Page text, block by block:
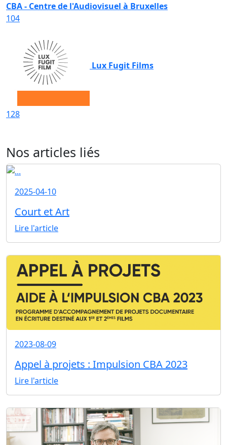
CBA - Centre de l'Audiovisuel à Bruxelles
104
Lux Fugit Films
128
Nos articles liés
2025-04-10
Court et Art
Lire l'article
2023-08-09
Appel à projets : Impulsion CBA 2023
Lire l'article